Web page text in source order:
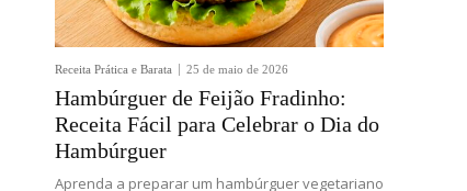
Receita Prática e Barata 25 de maio de 2026
Hambúrguer de Feijão Fradinho:
Receita Fácil para Celebrar o Dia do
Hambúrguer
Aprenda a preparar um hambúrguer vegetariano